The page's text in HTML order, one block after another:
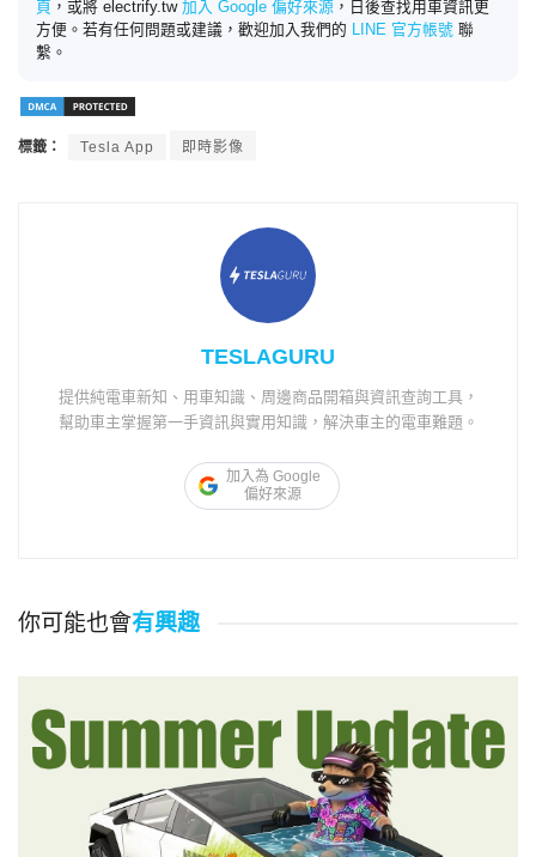
頁 ，或將 electrify.tw 加入 Google 偏好來源 ，日後查找用車資訊更
方便。若有任何問題或建議，歡迎加入我們的 LINE 官方帳號 聯
繫。
標籤： Tesla App 即時影像
TESLAGURU
提供純電車新知、用車知識、周邊商品開箱與資訊查詢工具，
幫助車主掌握第一手資訊與實用知識，解決車主的電車難題。
加入為 Google
偏好來源
你可能也會有興趣